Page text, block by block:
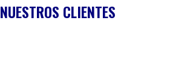
NUESTROS CLIENTES